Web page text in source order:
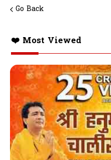
Go Back
❤️ Most Viewed